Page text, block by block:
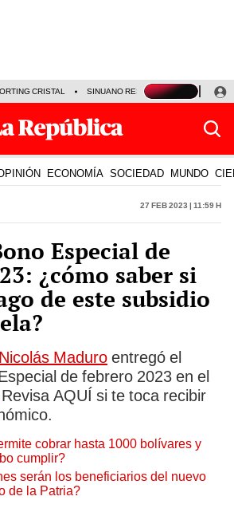
CRISTAL SINUANO RESULTADOS HOY
ECONOMÍA SOCIEDAD MUNDO
27 Feb 2023 | 11:59 h
Especial de
¿cómo saber si
de este subsidio
Maduro entregó el
de febrero 2023 en el
AQUÍ si te toca recibir
cobrar hasta 1000 bolívares y
cumplir?
serán los beneficiarios del nuevo
de la Patria?